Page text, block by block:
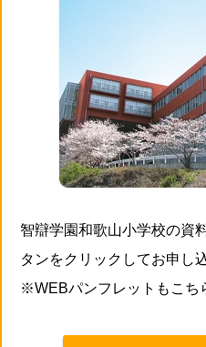
智辯学園和歌山小学校の資
タンをクリックしてお申し
※WEBパンフレットもこち